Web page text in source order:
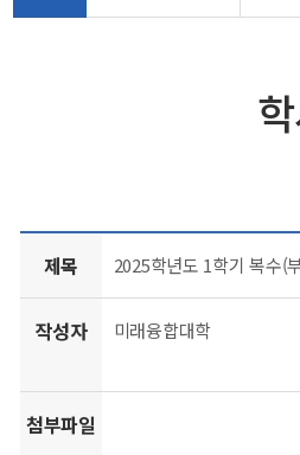
제목 2025학년도 1학기 복수(
작성자 미래융합대학
첨부파일